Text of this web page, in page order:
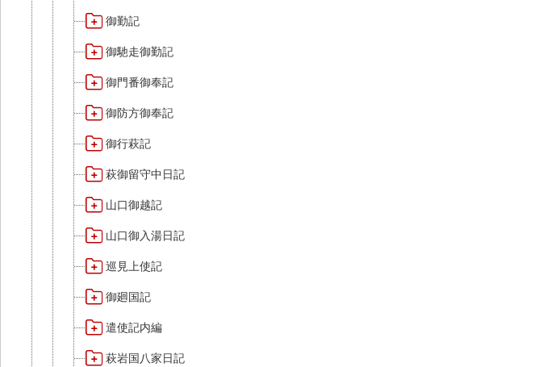
御勤記
御馳走御勤記
御門番御奉記
御防方御奉記
御行萩記
萩御留守中日記
山口御越記
山口御入湯日記
巡見上使記
御廻国記
遣使記内編
萩岩国八家日記